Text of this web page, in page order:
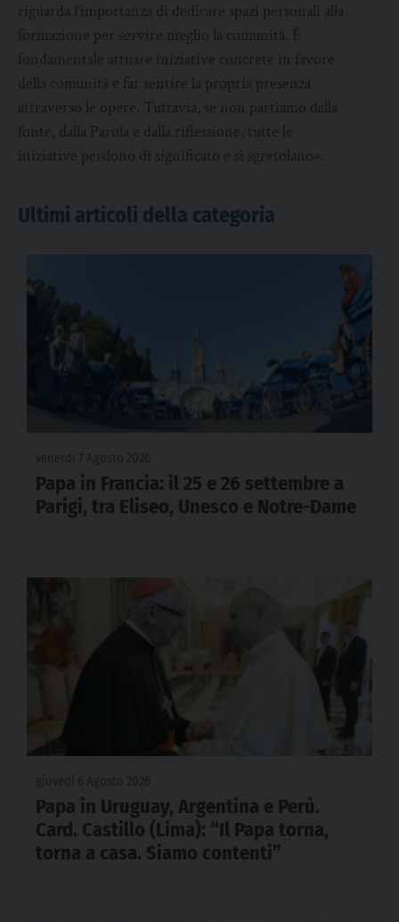
riguarda l’importanza di dedicare spazi personali alla
formazione per servire meglio la comunità. È
fondamentale attuare iniziative concrete in favore
della comunità e far sentire la propria presenza
attraverso le opere. Tuttavia, se non partiamo dalla
fonte, dalla Parola e dalla riflessione, tutte le
iniziative perdono di significato e si sgretolano».
Ultimi articoli della categoria
Papa in Francia: il 25 e 26 settembre a
Parigi, tra Eliseo, Unesco e Notre-Dame
Papa in Uruguay, Argentina e Perù.
Card. Castillo (Lima): “Il Papa torna,
torna a casa. Siamo contenti”